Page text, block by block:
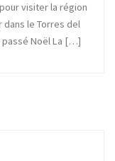
visiter la région
dans le Torres del
passé Noël La […]